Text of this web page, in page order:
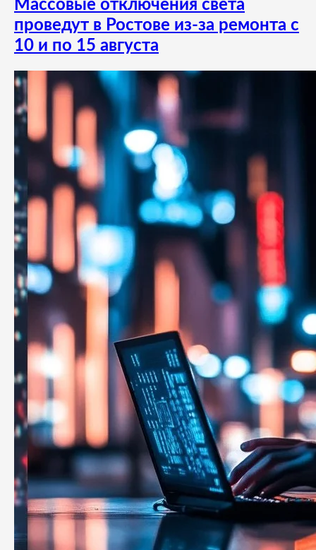
Массовые отключения света
проведут в Ростове из-за ремонта с
10 и по 15 августа